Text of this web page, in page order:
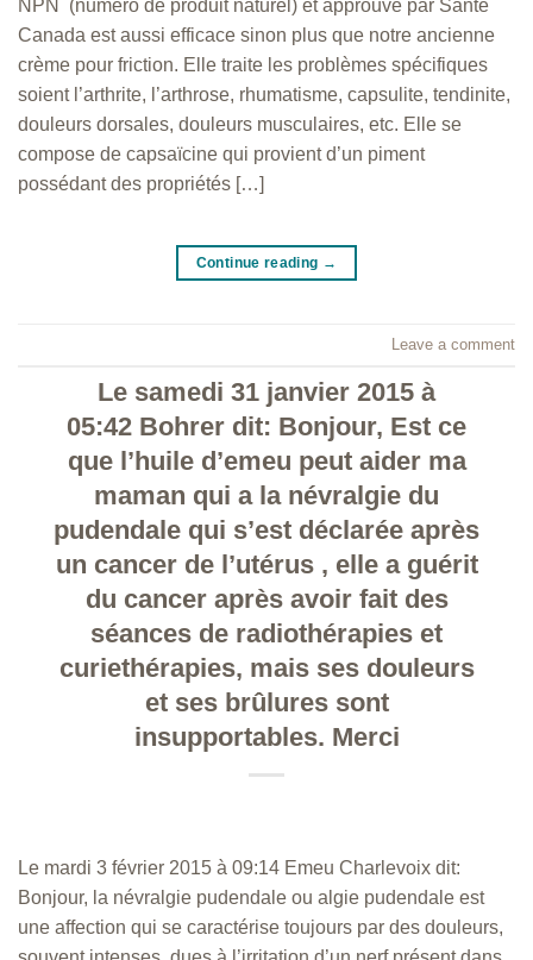
NPN (numéro de produit naturel) et approuvé par Santé
Canada est aussi efficace sinon plus que notre ancienne
crème pour friction. Elle traite les problèmes spécifiques
soient l’arthrite, l’arthrose, rhumatisme, capsulite, tendinite,
douleurs dorsales, douleurs musculaires, etc. Elle se
compose de capsaïcine qui provient d’un piment
possédant des propriétés […]
Continue reading →
Leave a comment
Le samedi 31 janvier 2015 à
05:42 Bohrer dit: Bonjour, Est ce
que l’huile d’emeu peut aider ma
maman qui a la névralgie du
pudendale qui s’est déclarée après
un cancer de l’utérus , elle a guérit
du cancer après avoir fait des
séances de radiothérapies et
curiethérapies, mais ses douleurs
et ses brûlures sont
insupportables. Merci
Le mardi 3 février 2015 à 09:14 Emeu Charlevoix dit:
Bonjour, la névralgie pudendale ou algie pudendale est
une affection qui se caractérise toujours par des douleurs,